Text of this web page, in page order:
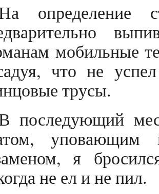
определение
мобильные
что не
трусы.
последующий
я
не ел и не пил.